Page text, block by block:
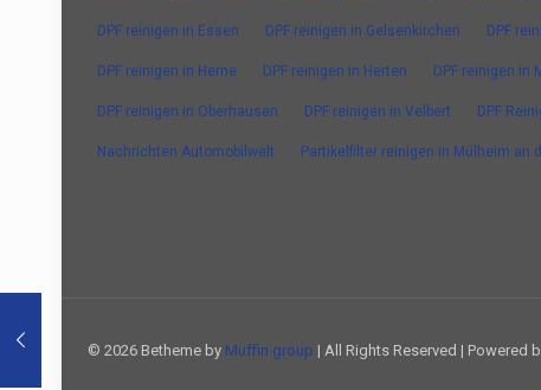
DPF reinigen in Essen DPF reinigen in Gelsenkirchen DPF
DPF reinigen in Herne DPF reinigen in Herten DPF reinigen in
DPF reinigen in Oberhausen DPF reinigen in Velbert DPF
Nachrichten Automobilwelt Partikelfilter reinigen in Mülheim an
© 2026 Betheme by Muffin group | All Rights Reserved | Powered